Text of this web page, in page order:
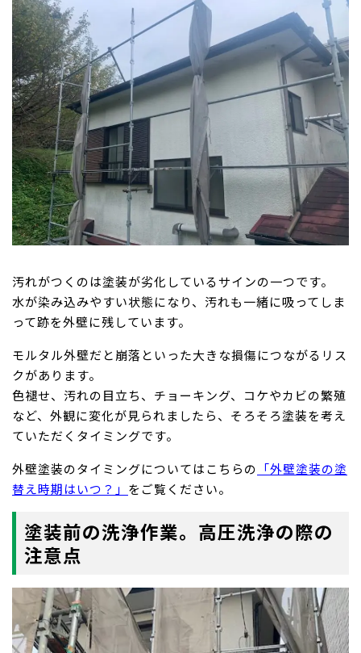
汚れがつくのは塗装が劣化しているサインの一つです。
水が染み込みやすい状態になり、汚れも一緒に吸ってしま
って跡を外壁に残しています。
モルタル外壁だと崩落といった大きな損傷につながるリス
クがあります。
色褪せ、汚れの目立ち、チョーキング、コケやカビの繁殖
など、外観に変化が見られましたら、そろそろ塗装を考え
ていただくタイミングです。
外壁塗装のタイミングについてはこちらの 「外壁塗装の塗
替え時期はいつ？」 をご覧ください。
塗装前の洗浄作業。高圧洗浄の際の
注意点